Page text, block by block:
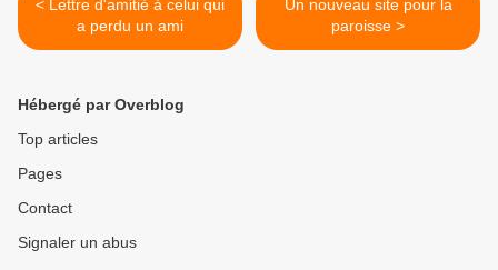
< Lettre d'amitié à celui qui
a perdu un ami
Un nouveau site pour la
paroisse >
Hébergé par Overblog
Top articles
Pages
Contact
Signaler un abus